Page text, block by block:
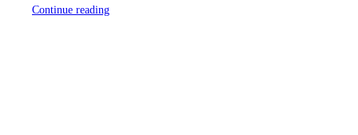
Continue reading